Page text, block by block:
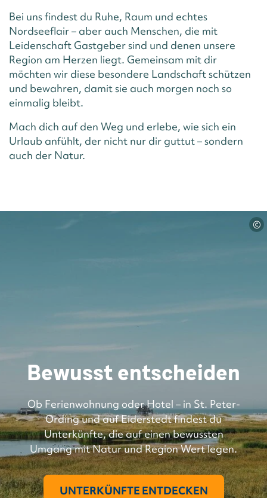
Bei uns findest du Ruhe, Raum und echtes
Nordseeflair – aber auch Menschen, die mit
Leidenschaft Gastgeber sind und denen unsere
Region am Herzen liegt. Gemeinsam mit dir
möchten wir diese besondere Landschaft schützen
und bewahren, damit sie auch morgen noch so
einmalig bleibt.
Mach dich auf den Weg und erlebe, wie sich ein
Urlaub anfühlt, der nicht nur dir guttut – sondern
auch der Natur.
©
Bewusst entscheiden
Ob Ferienwohnung oder Hotel – in St. Peter-
Ording und auf Eiderstedt findest du
Unterkünfte, die auf einen bewussten
Umgang mit Natur und Region Wert legen.
UNTERKÜNFTE ENTDECKEN